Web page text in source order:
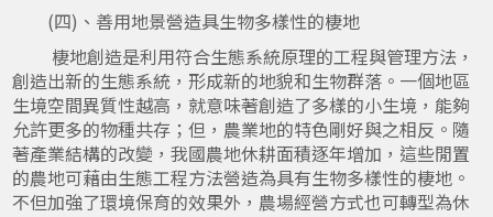
(四)、善用地景營造具生物多樣性的棲地
棲地創造是利用符合生態系統原理的工程與管理方法，
創造出新的生態系統，形成新的地貌和生物群落。一個地區
生境空間異質性越高，就意味著創造了多樣的小生境，能夠
允許更多的物種共存；但，農業地的特色剛好與之相反。隨
著產業結構的改變，我國農地休耕面積逐年增加，這些閒置
的農地可藉由生態工程方法營造為具有生物多樣性的棲地。
不但加強了環境保育的效果外，農場經營方式也可轉型為休